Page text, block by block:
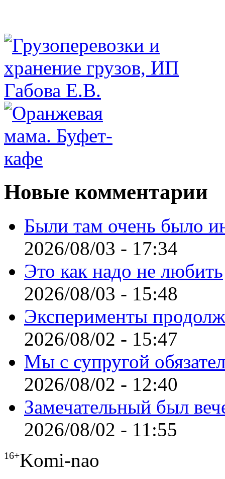
Новые комментарии
Были там очень было
2026/08/03 - 17:34
Это как надо не любить
2026/08/03 - 15:48
Эксперименты
2026/08/02 - 15:47
Мы с супругой
2026/08/02 - 12:40
Замечательный был
2026/08/02 - 11:55
16+Komi-nao